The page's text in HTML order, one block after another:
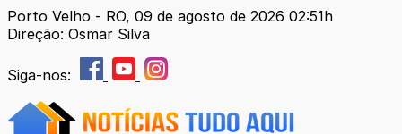
Porto Velho - RO, 09 de agosto de 2026 02:51h
Direção: Osmar Silva
Siga-nos: